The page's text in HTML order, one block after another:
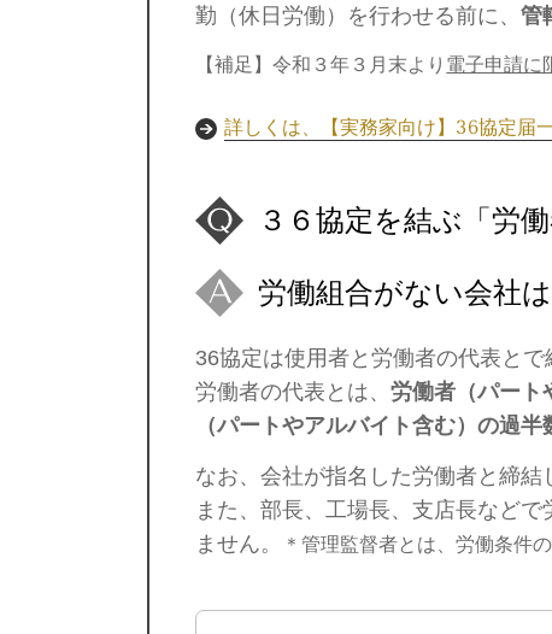
勤（休日労働）を行わせる前に、管
【補足】令和３年３月末より 電子申請に
詳しくは、【実務家向け】36協定届
３６協定を結ぶ「労
労働組合がない会社
36協定は使用者と労働者の代表とで
労働者の代表とは、労働者（パート
（パートやアルバイト含む）の過
なお、会社が指名した労働者と締結
また、部長、工場長、支店長などで
ません。
＊管理監督者とは、労働条件